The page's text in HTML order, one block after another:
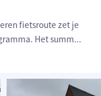
fietsroute zet je
Het summ...